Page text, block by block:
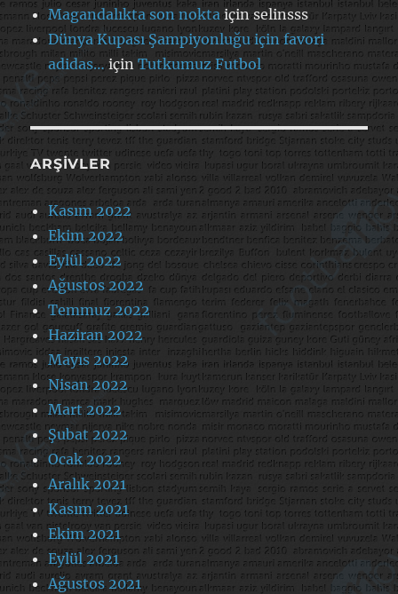
Magandalıkta son noktaiçinselinsss
Dünya Kupası Şampiyonluğu için favori
adidas…içinTutkumuz Futbol
ARŞIVLER
Kasım 2022
Ekim 2022
Eylül 2022
Ağustos 2022
Temmuz 2022
Haziran 2022
Mayıs 2022
Nisan 2022
Mart 2022
Şubat 2022
Ocak 2022
Aralık 2021
Kasım 2021
Ekim 2021
Eylül 2021
Ağustos 2021